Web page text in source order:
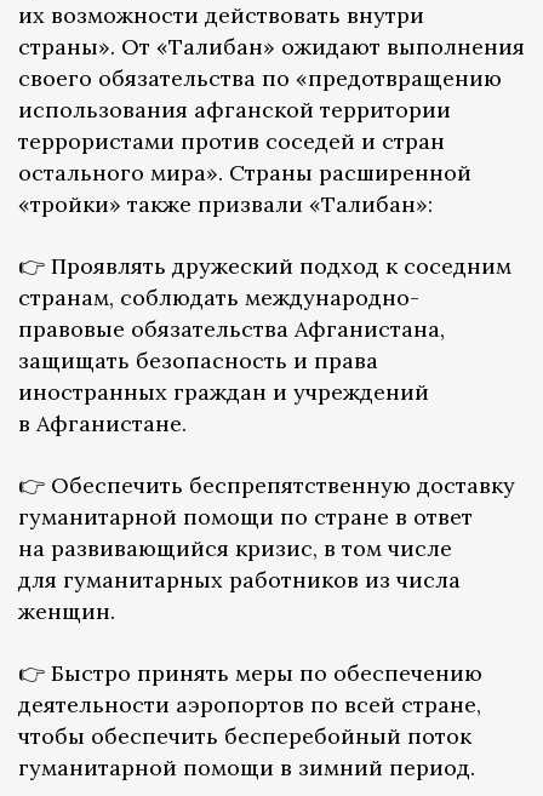
их возможности действовать внутри
страны». От «Талибан» ожидают выполнения
своего обязательства по «предотвращению
использования афганской территории
террористами против соседей и стран
остального мира». Страны расширенной
«тройки» также призвали «Талибан»:
👉 Проявлять дружеский подход к соседним
странам, соблюдать международно-
правовые обязательства Афганистана,
защищать безопасность и права
иностранных граждан и учреждений
в Афганистане.
👉 Обеспечить беспрепятственную доставку
гуманитарной помощи по стране в ответ
на развивающийся кризис, в том числе
для гуманитарных работников из числа
женщин.
👉 Быстро принять меры по обеспечению
деятельности аэропортов по всей стране,
чтобы обеспечить бесперебойный поток
гуманитарной помощи в зимний период.